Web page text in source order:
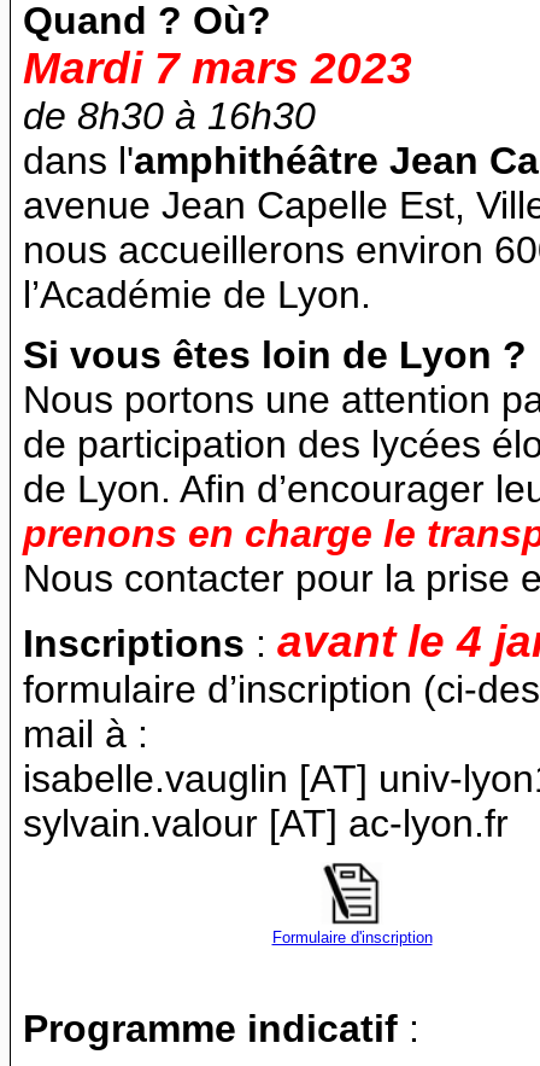
Quand ? Où?
Mardi 7 mars 2023
de 8h30 à 16h30
dans l'amphithéâtre Jean
avenue Jean Capelle Est,
nous accueillerons environ
l’Académie de Lyon.
Si vous êtes loin de Lyon ?
Nous portons une attention
de participation des lycées
de Lyon. Afin d’encourager
prenons en charge le
Nous contacter pour la prise
Inscriptions : avant le 4
formulaire d’inscription (ci-
mail à :
isabelle.vauglin [AT] univ-
sylvain.valour [AT] ac-lyon.fr
Formulaire d'inscription
Programme indicatif :